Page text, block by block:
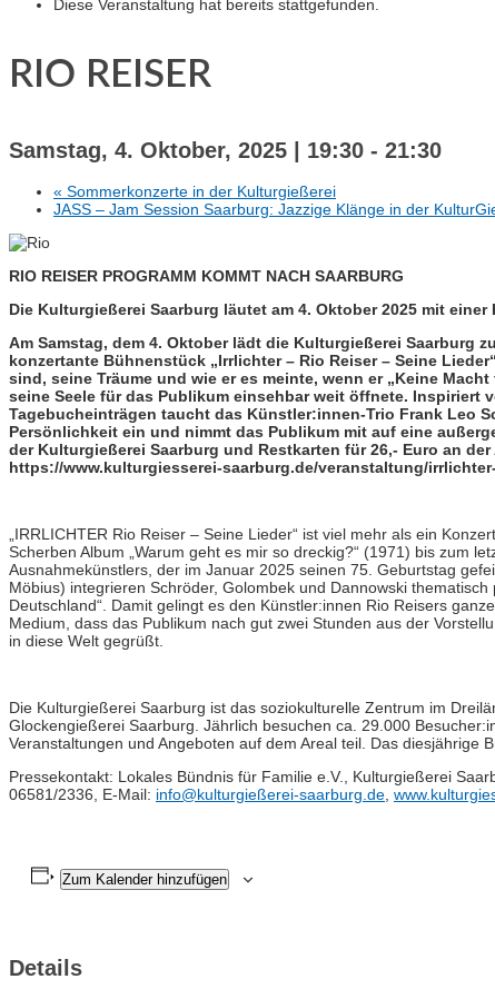
Diese Veranstaltung hat bereits stattgefunden.
RIO REISER
Samstag, 4. Oktober, 2025 | 19:30 - 21:30
« Sommerkonzerte in der Kulturgießerei
JASS – Jam Session Saarburg: Jazzige Klänge in der
RIO REISER PROGRAMM KOMMT NACH SAARBURG
Die Kulturgießerei Saarburg läutet am 4. Oktober 2025 mit
Am Samstag, dem 4. Oktober lädt die Kulturgießerei Saarburg
konzertante Bühnenstück „Irrlichter – Rio Reiser – Seine
sind, seine Träume und wie er es meinte, wenn er „Keine
seine Seele für das Publikum einsehbar weit öffnete.
Tagebucheinträgen taucht das Künstler:innen-Trio Frank Leo
Persönlichkeit ein und nimmt das Publikum mit auf eine
der Kulturgießerei Saarburg und Restkarten für 26,- Euro an
https://www.kulturgiesserei-saarburg.de/veranstaltung/
„IRRLICHTER Rio Reiser – Seine Lieder“ ist viel mehr als ein
Scherben Album „Warum geht es mir so dreckig?“ (1971) bis zum
Ausnahmekünstlers, der im Januar 2025 seinen 75. Geburtstag
Möbius) integrieren Schröder, Golombek und Dannowski
Deutschland“. Damit gelingt es den Künstler:innen Rio Reisers
Medium, dass das Publikum nach gut zwei Stunden aus der
in diese Welt gegrüßt.
Die Kulturgießerei Saarburg ist das soziokulturelle Zentrum im
Glockengießerei Saarburg. Jährlich besuchen ca. 29.000
Veranstaltungen und Angeboten auf dem Areal teil. Das diesjährige
Pressekontakt: Lokales Bündnis für Familie e.V., Kulturgießerei
06581/2336, E-Mail: info@kulturgießerei-saarburg.de
Zum Kalender hinzufügen
Details